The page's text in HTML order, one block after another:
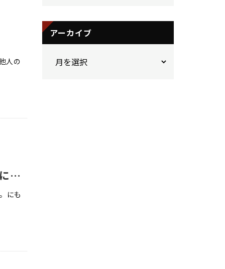
人の
人生はノーヒント【まとめ】｜仲間は魔法を外し、敵は確実に当ててくる
にも
アーカイブ